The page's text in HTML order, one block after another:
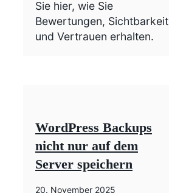
Sie hier, wie Sie
Bewertungen, Sichtbarkeit
und Vertrauen erhalten.
WordPress Backups
nicht nur auf dem
Server speichern
20. November 2025